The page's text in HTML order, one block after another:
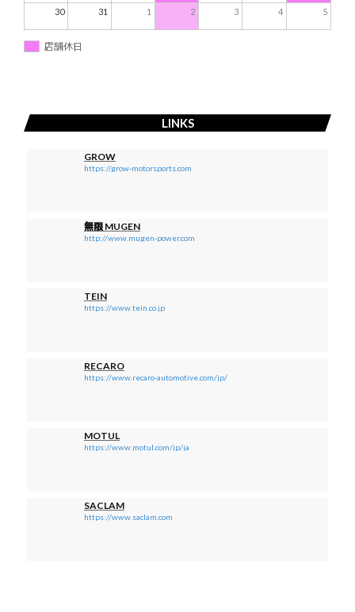
30 31 1 2 3 4 5
店舗休日
LINKS
GROW
https://grow-motorsports.com
無限 MUGEN
http://www.mugen-power.com
TEIN
https://www.tein.co.jp
RECARO
https://www.recaro-automotive.com/jp/
MOTUL
https://www.motul.com/jp/ja
SACLAM
https://www.saclam.com